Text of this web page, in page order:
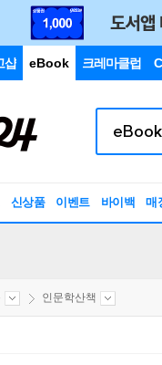
샵 eBook 크레마클럽
신상품 이벤트 바이백 매
인문학산책